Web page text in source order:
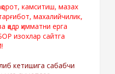
камситиш, мазах
махалийчилик,
қимматни ерга
изохлар сайтга
кетишига сабабчи